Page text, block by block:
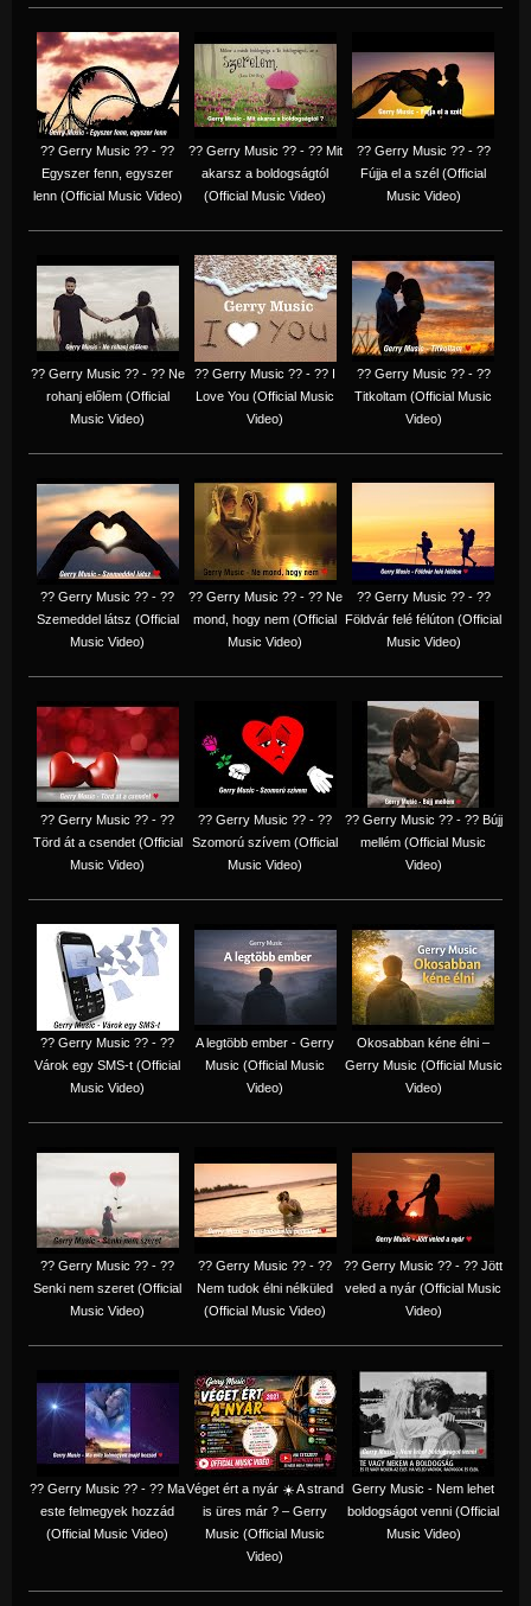
?? Gerry Music ?? - ??
Egyszer fenn, egyszer
lenn (Official Music Video)
?? Gerry Music ?? - ?? Mit
akarsz a boldogságtól
(Official Music Video)
?? Gerry Music ?? - ??
Fújja el a szél (Official
Music Video)
?? Gerry Music ?? - ?? Ne
rohanj előlem (Official
Music Video)
?? Gerry Music ?? - ?? I
Love You (Official Music
Video)
?? Gerry Music ?? - ??
Titkoltam (Official Music
Video)
?? Gerry Music ?? - ??
Szemeddel látsz (Official
Music Video)
?? Gerry Music ?? - ?? Ne
mond, hogy nem (Official
Music Video)
?? Gerry Music ?? - ??
Földvár felé félúton (Official
Music Video)
?? Gerry Music ?? - ??
Törd át a csendet (Official
Music Video)
?? Gerry Music ?? - ??
Szomorú szívem (Official
Music Video)
?? Gerry Music ?? - ?? Bújj
mellém (Official Music
Video)
?? Gerry Music ?? - ??
Várok egy SMS-t (Official
Music Video)
A legtöbb ember - Gerry
Music (Official Music
Video)
Okosabban kéne élni –
Gerry Music (Official Music
Video)
?? Gerry Music ?? - ??
Senki nem szeret (Official
Music Video)
?? Gerry Music ?? - ??
Nem tudok élni nélküled
(Official Music Video)
?? Gerry Music ?? - ?? Jött
veled a nyár (Official Music
Video)
?? Gerry Music ?? - ?? Ma
este felmegyek hozzád
(Official Music Video)
Véget ért a nyár ☀️ A strand
is üres már ? – Gerry
Music (Official Music
Video)
Gerry Music - Nem lehet
boldogságot venni (Official
Music Video)